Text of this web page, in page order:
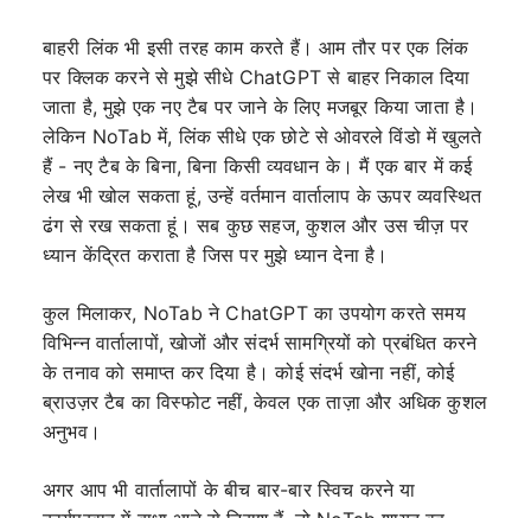
बाहरी लिंक भी इसी तरह काम करते हैं। आम तौर पर एक लिंक
पर क्लिक करने से मुझे सीधे ChatGPT से बाहर निकाल दिया
जाता है, मुझे एक नए टैब पर जाने के लिए मजबूर किया जाता है।
लेकिन NoTab में, लिंक सीधे एक छोटे से ओवरले विंडो में खुलते
हैं - नए टैब के बिना, बिना किसी व्यवधान के। मैं एक बार में कई
लेख भी खोल सकता हूं, उन्हें वर्तमान वार्तालाप के ऊपर व्यवस्थित
ढंग से रख सकता हूं। सब कुछ सहज, कुशल और उस चीज़ पर
ध्यान केंद्रित कराता है जिस पर मुझे ध्यान देना है।
कुल मिलाकर, NoTab ने ChatGPT का उपयोग करते समय
विभिन्न वार्तालापों, खोजों और संदर्भ सामग्रियों को प्रबंधित करने
के तनाव को समाप्त कर दिया है। कोई संदर्भ खोना नहीं, कोई
ब्राउज़र टैब का विस्फोट नहीं, केवल एक ताज़ा और अधिक कुशल
अनुभव।
अगर आप भी वार्तालापों के बीच बार-बार स्विच करने या